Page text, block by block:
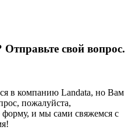
свой вопрос.
в компанию Landata, но Вам
пожалуйста,
и мы сами свяжемся с